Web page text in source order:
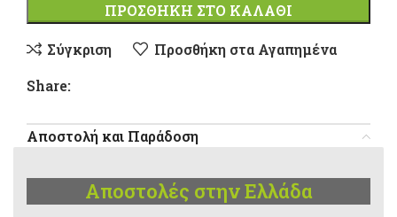
ΠΡΟΣΘΉΚΗ ΣΤΟ ΚΑΛΆΘΙ
Σύγκριση
Προσθήκη στα Αγαπημένα
Share:
Αποστολή και Παράδοση
Αποστολές στην Ελλάδα